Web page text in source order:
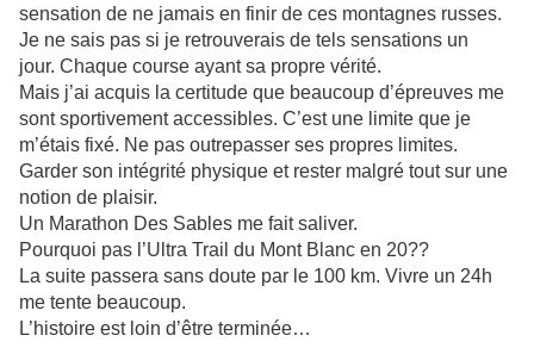
sensation de ne jamais en finir de ces montagnes russes.
Je ne sais pas si je retrouverais de tels sensations un
jour. Chaque course ayant sa propre vérité.
Mais j’ai acquis la certitude que beaucoup d’épreuves me
sont sportivement accessibles. C’est une limite que je
m’étais fixé. Ne pas outrepasser ses propres limites.
Garder son intégrité physique et rester malgré tout sur une
notion de plaisir.
Un Marathon Des Sables me fait saliver.
Pourquoi pas l’Ultra Trail du Mont Blanc en 20??
La suite passera sans doute par le 100 km. Vivre un 24h
me tente beaucoup.
L’histoire est loin d’être terminée…